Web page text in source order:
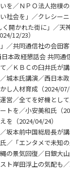
／ＮＰＯ法人抱樸
会を」／クレシー
かれた街に」／天
12/23）
共同通信社の会田
本政経懇話会 共同通
／ＫＢＣの臼井氏が
本氏講演／西日本
人材育成（2024/
／全てを好機とし
トを／小安美和氏（
（2024/04/24）
坂本前中国総局長が
「エンタメで未知
景気回復／日銀大
岸田浮上の気配も